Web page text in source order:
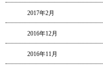
2017年2月
2016年12月
2016年11月